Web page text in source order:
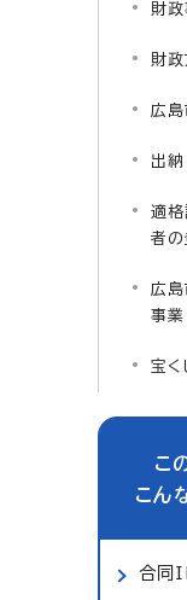
財
財政
広
出納
適格
者
広島
事業
宝く
こ
こん
合同